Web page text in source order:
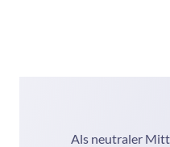
Als neutraler